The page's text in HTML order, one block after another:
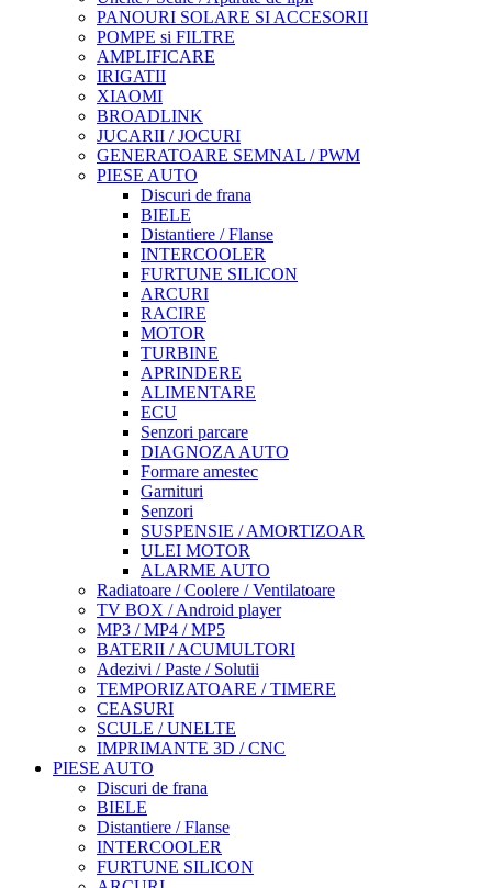
PANOURI SOLARE SI ACCESORII
POMPE si FILTRE
AMPLIFICARE
IRIGATII
XIAOMI
BROADLINK
JUCARII / JOCURI
GENERATOARE SEMNAL / PWM
PIESE AUTO
Discuri de frana
BIELE
Distantiere / Flanse
INTERCOOLER
FURTUNE SILICON
ARCURI
RACIRE
MOTOR
TURBINE
APRINDERE
ALIMENTARE
ECU
Senzori parcare
DIAGNOZA AUTO
Formare amestec
Garnituri
Senzori
SUSPENSIE / AMORTIZOAR
ULEI MOTOR
ALARME AUTO
Radiatoare / Coolere / Ventilatoare
TV BOX / Android player
MP3 / MP4 / MP5
BATERII / ACUMULTORI
Adezivi / Paste / Solutii
TEMPORIZATOARE / TIMERE
CEASURI
SCULE / UNELTE
IMPRIMANTE 3D / CNC
PIESE AUTO
Discuri de frana
BIELE
Distantiere / Flanse
INTERCOOLER
FURTUNE SILICON